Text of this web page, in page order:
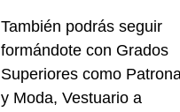
También podrás seguir
formándote con Grados
Superiores como
y Moda, Vestuario a